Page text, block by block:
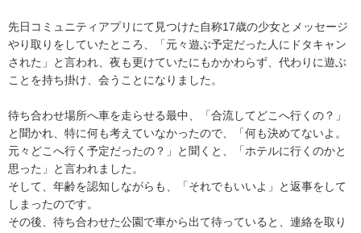
先日コミュニティアプリにて見つけた自称17歳の少女とメッセージ
やり取りをしていたところ、「元々遊ぶ予定だった人にドタキャン
された」と言われ、夜も更けていたにもかかわらず、代わりに遊ぶ
ことを持ち掛け、会うことになりました。
待ち合わせ場所へ車を走らせる最中、「合流してどこへ行くの？」
と聞かれ、特に何も考えていなかったので、「何も決めてないよ。
元々どこへ行く予定だったの？」と聞くと、「ホテルに行くのかと
思った」と言われました。
そして、年齢を認知しながらも、「それでもいいよ」と返事をして
しまったのです。
その後、待ち合わせた公園で車から出て待っていると、連絡を取り